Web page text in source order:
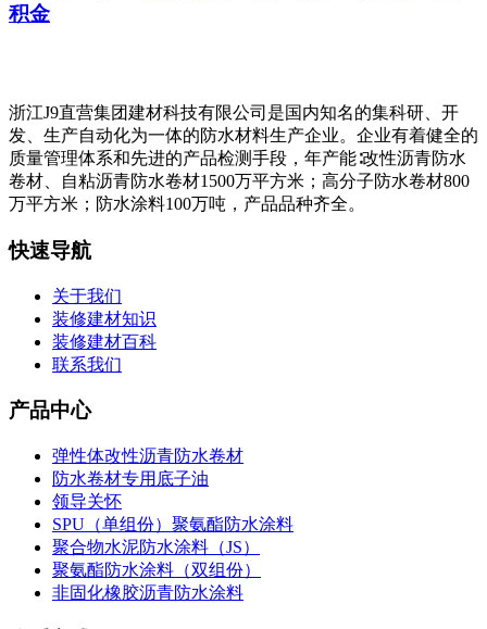
积金
浙江J9直营集团建材科技有限公司是国内知名的集科研、开
发、生产自动化为一体的防水材料生产企业。企业有着健全的
质量管理体系和先进的产品检测手段，年产能∶改性沥青防水
卷材、自粘沥青防水卷材1500万平方米；高分子防水卷材800
万平方米；防水涂料100万吨，产品品种齐全。
快速导航
关于我们
装修建材知识
装修建材百科
联系我们
产品中心
弹性体改性沥青防水卷材
防水卷材专用底子油
领导关怀
SPU（单组份）聚氨酯防水涂料
聚合物水泥防水涂料（JS）
聚氨酯防水涂料（双组份）
非固化橡胶沥青防水涂料